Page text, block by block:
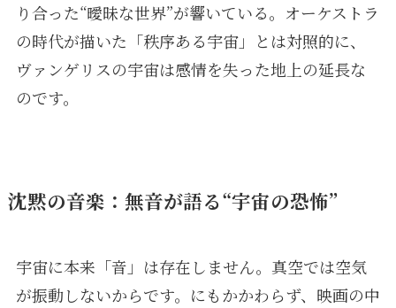
り合った“曖昧な世界”が響いている。オーケストラ
の時代が描いた「秩序ある宇宙」とは対照的に、
ヴァンゲリスの宇宙は感情を失った地上の延長な
のです。
沈黙の音楽：無音が語る“宇宙の恐怖”
宇宙に本来「音」は存在しません。真空では空気
が振動しないからです。にもかかわらず、映画の中